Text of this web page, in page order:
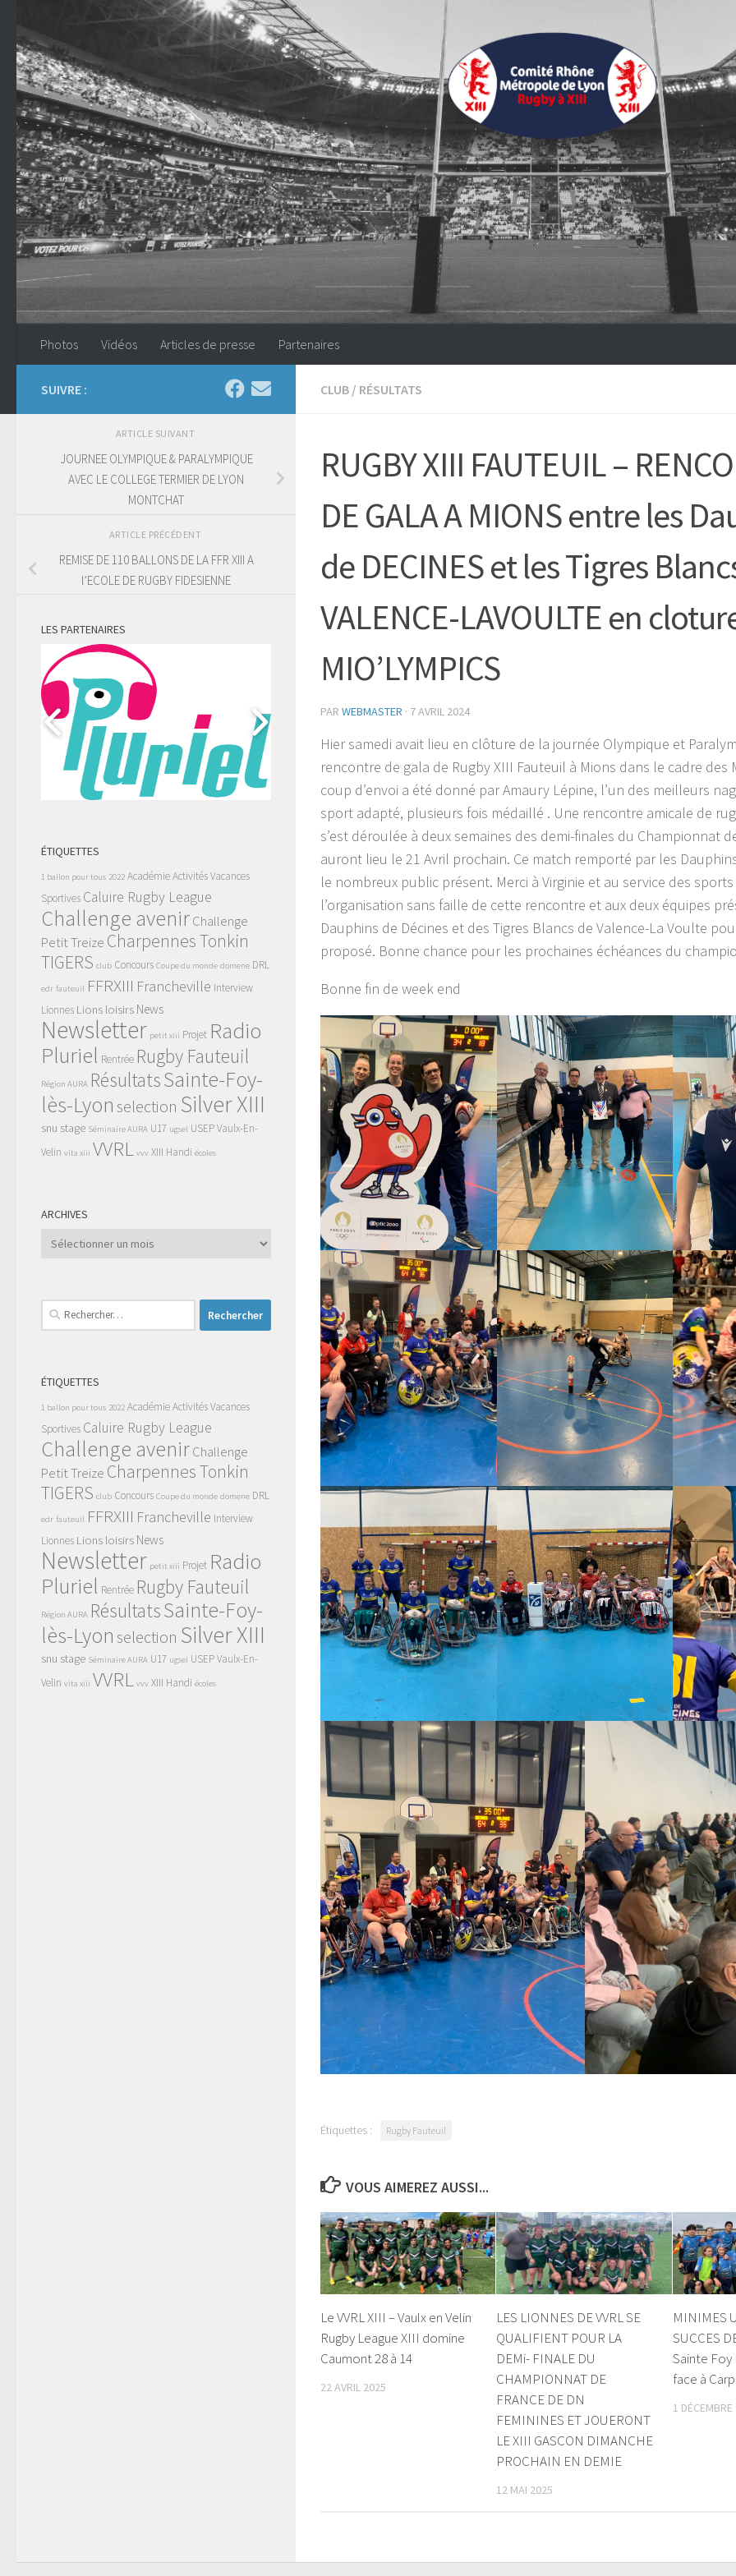
Skip to content
Photos Vidéos Articles de presse Partenaires
CLUB / RÉSULTATS
RUGBY XIII FAUTEUIL –
DE GALA A MIONS entre les
de DECINES et les Tigres
VALENCE-LAVOULTE en
MIO’LYMPICS
PAR WEBMASTER · 7 AVRIL 2024
Hier samedi avait lieu en clôture de la journée Olympique et
rencontre de gala de Rugby XIII Fauteuil à Mions dans le cadre des
coup d’envoi a été donné par Amaury Lépine, l’un des meilleurs
sport adapté, plusieurs fois médaillé . Une rencontre amicale de
s’est déroulée à deux semaines des demi-finales du Championnat
auront lieu le 21 Avril prochain. Ce match remporté par les
le nombreux public présent. Merci à Virginie et au service des
l’organisation sans faille de cette rencontre et aux deux équipes
Dauphins de Décines et des Tigres Blancs de Valence-La Voulte
proposé. Bonne chance pour les prochaines échéances du
Bonne fin de week end
Étiquettes : Rugby Fauteuil
VOUS AIMEREZ AUSSI...
Le VVRL XIII – Vaulx en Velin
Rugby League XIII domine
Caumont 28 à 14
22 AVRIL 2025
LES LIONNES DE VVRL SE
QUALIFIENT POUR LA
DEMi- FINALE DU
CHAMPIONNAT DE
FRANCE DE DN
FEMININES ET JOUERONT
LE XIII GASCON DIMANCHE
PROCHAIN EN DEMIE
12 MAI 2025
MINIMES
SUCCES
Sainte Foy
face à
1
SUIVRE :
ARTICLE SUIVANT
JOURNEE OLYMPIQUE & PARALYMPIQUE
AVEC LE COLLEGE TERMIER DE LYON
MONTCHAT
ARTICLE PRÉCÉDENT
REMISE DE 110 BALLONS DE LA FFR XIII A
l’ECOLE DE RUGBY FIDESIENNE
LES PARTENAIRES
ÉTIQUETTES
1 ballon pour tous 2022 AcadémieActivités Vacances
Sportives Caluire Rugby League
Challenge avenirChallenge
Petit Treize Charpennes Tonkin
TIGERS club Concours Coupe du monde domene DRL
edr fauteuil FFRXIII Francheville Interview
Lionnes Lions loisirs News
Newsletter petit xiii Projet Radio
Pluriel Rentrée Rugby Fauteuil
Région AURA RésultatsSainte-Foy-
lès-Lyon selection Silver XIII
snu stage Séminaire AURA U17 ugsel USEPVaulx-En-
Velin vita xiii VVRL vvv XIII Handi écoles
ARCHIVES
Archives
Rechercher :
ÉTIQUETTES
1 ballon pour tous 2022 AcadémieActivités Vacances
Sportives Caluire Rugby League
Challenge avenirChallenge
Petit Treize Charpennes Tonkin
TIGERS club Concours Coupe du monde domene DRL
edr fauteuil FFRXIII Francheville Interview
Lionnes Lions loisirs News
Newsletter petit xiii Projet Radio
Pluriel Rentrée Rugby Fauteuil
Région AURA RésultatsSainte-Foy-
lès-Lyon selection Silver XIII
snu stage Séminaire AURA U17 ugsel USEPVaulx-En-
Velin vita xiii VVRL vvv XIII Handi écoles